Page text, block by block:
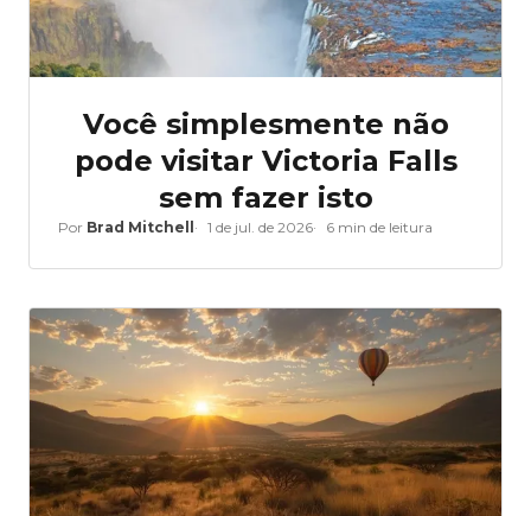
Você simplesmente não
pode visitar Victoria Falls
sem fazer isto
Por Brad Mitchell 1 de jul. de 2026 6 min de leitura